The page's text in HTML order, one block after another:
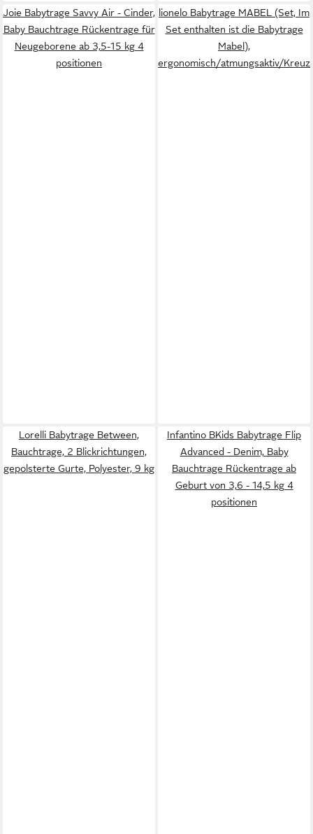
Joie Babytrage Savvy Air - Cinder,
Baby Bauchtrage Rückentrage für
Neugeborene ab 3,5-15 kg 4
positionen
lionelo Babytrage MABEL (Set, Im
Set enthalten ist die Babytrage
Mabel),
ergonomisch/atmungsaktiv/
Lorelli Babytrage Between,
Bauchtrage, 2 Blickrichtungen,
gepolsterte Gurte, Polyester, 9 kg
Infantino BKids Babytrage Flip
Advanced - Denim, Baby
Bauchtrage Rückentrage ab
Geburt von 3,6 - 14,5 kg 4
positionen